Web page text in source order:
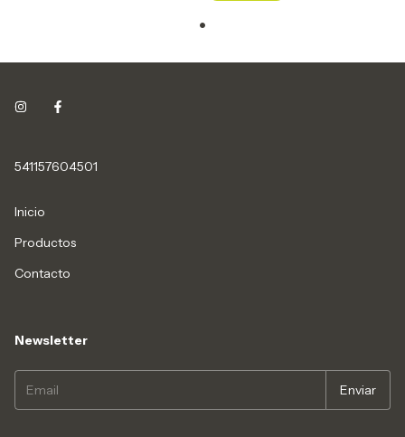
541157604501
Inicio
Productos
Contacto
Newsletter